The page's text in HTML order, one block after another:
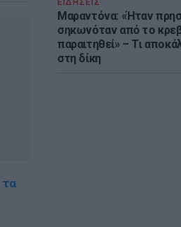
Μαραντόνα: «Ήταν
σηκωνόταν από το
παραιτηθεί» – Τι
στη δίκη
τα